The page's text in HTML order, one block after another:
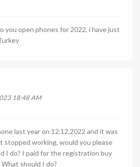
you open phones for 2022, i have just
18:48 AM
last year on 12.12.2022 and it was
stopped working, would you please
I do? I paid for the registration buy
should I do?